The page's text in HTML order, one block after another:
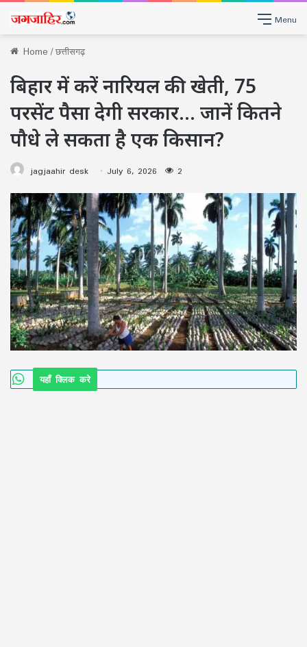
Menu
Home/छत्तीसगढ़
बिहार में करें नारियल की खेती, 75
परसेंट पैसा देगी सरकार… जानें कितने
पौधे ले सकता है एक किसान?
jagjaahir desk July 6, 2026 2
यहाँ क्लिक करे